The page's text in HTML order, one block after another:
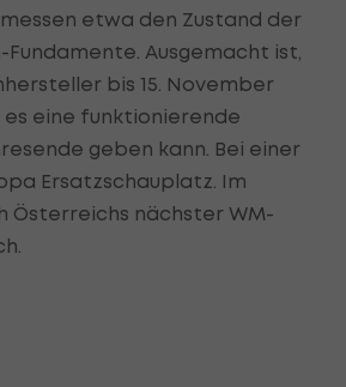
etwa den Zustand der
Ausgemacht ist,
bis 15. November
es eine funktionierende
geben kann. Bei einer
Ersatzschauplatz. Im
Österreichs nächster WM-